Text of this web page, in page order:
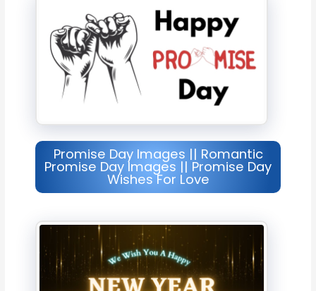
Promise Day Images || Romantic
Promise Day Images || Promise Day
Wishes For Love